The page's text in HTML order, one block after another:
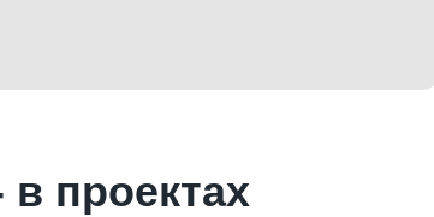
проектах